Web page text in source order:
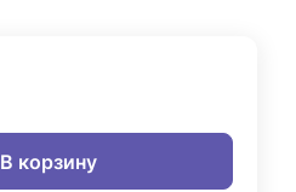
В корзину